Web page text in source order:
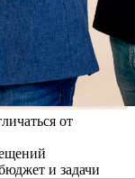
от
и задачи